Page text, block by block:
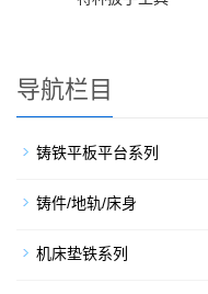
导航栏目
铸铁平板平台系列
铸件/地轨/床身
机床垫铁系列